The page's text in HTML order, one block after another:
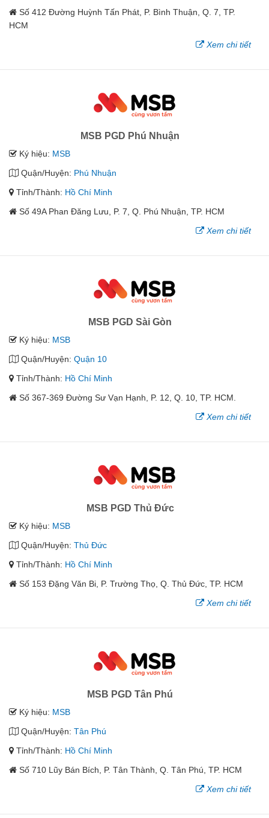
Số 412 Đường Huỳnh Tấn Phát, P. Bình Thuận, Q. 7, TP.
HCM
Xem chi tiết
MSB PGD Phú Nhuận
Ký hiệu: MSB
Quận/Huyện: Phú Nhuận
Tỉnh/Thành: Hồ Chí Minh
Số 49A Phan Đăng Lưu, P. 7, Q. Phú Nhuận, TP. HCM
Xem chi tiết
MSB PGD Sài Gòn
Ký hiệu: MSB
Quận/Huyện: Quận 10
Tỉnh/Thành: Hồ Chí Minh
Số 367-369 Đường Sư Vạn Hạnh, P. 12, Q. 10, TP. HCM.
Xem chi tiết
MSB PGD Thủ Đức
Ký hiệu: MSB
Quận/Huyện: Thủ Đức
Tỉnh/Thành: Hồ Chí Minh
Số 153 Đặng Văn Bi, P. Trường Thọ, Q. Thủ Đức, TP. HCM
Xem chi tiết
MSB PGD Tân Phú
Ký hiệu: MSB
Quận/Huyện: Tân Phú
Tỉnh/Thành: Hồ Chí Minh
Số 710 Lũy Bán Bích, P. Tân Thành, Q. Tân Phú, TP. HCM
Xem chi tiết